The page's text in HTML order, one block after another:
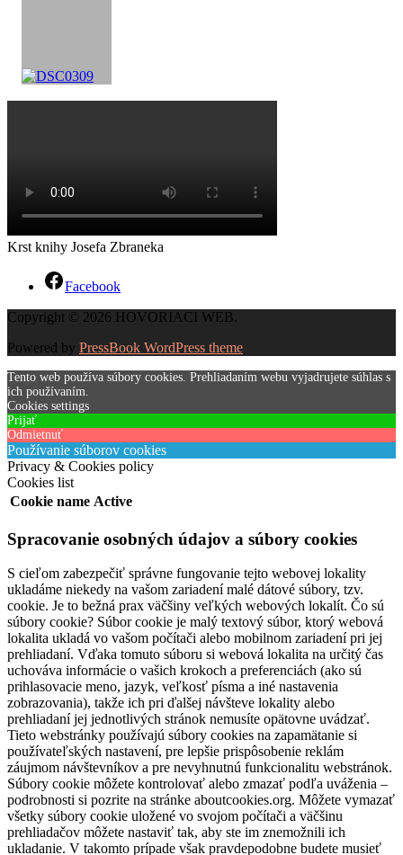
Krst knihy Josefa Zbraneka
Facebook
Copyright © 2026 HOVORIACI WEB.
Powered by PressBook WordPress theme
Tento web používa súbory cookies. Prehliadaním webu vyjadrujete súhlas s
ich používaním.
Cookies settings
Prijať
Odmietnuť
Používanie súborov cookies
Privacy & Cookies policy
Cookies list
Cookie name Active
Spracovanie osobných údajov a súbory cookies
S cieľom zabezpečiť správne fungovanie tejto webovej lokality
ukladáme niekedy na vašom zariadení malé dátové súbory, tzv.
cookie. Je to bežná prax väčšiny veľkých webových lokalít. Čo sú
súbory cookie? Súbor cookie je malý textový súbor, ktorý webová
lokalita ukladá vo vašom počítači alebo mobilnom zariadení pri jej
prehliadaní. Vďaka tomuto súboru si webová lokalita na určitý čas
uchováva informácie o vašich krokoch a preferenciách (ako sú
prihlasovacie meno, jazyk, veľkosť písma a iné nastavenia
zobrazovania), takže ich pri ďalšej návšteve lokality alebo
prehliadaní jej jednotlivých stránok nemusíte opätovne uvádzať.
Tieto webstránky používajú súbory cookies na zapamätanie si
používateľských nastavení, pre lepšie prispôsobenie reklám
záujmom návštevníkov a pre nevyhnutnú funkcionalitu webstránok.
Súbory cookie môžete kontrolovať alebo zmazať podľa uváženia –
podrobnosti si pozrite na stránke aboutcookies.org. Môžete vymazať
všetky súbory cookie uložené vo svojom počítači a väčšinu
prehliadačov môžete nastaviť tak, aby ste im znemožnili ich
ukladanie. V takomto prípade však pravdepodobne budete musieť